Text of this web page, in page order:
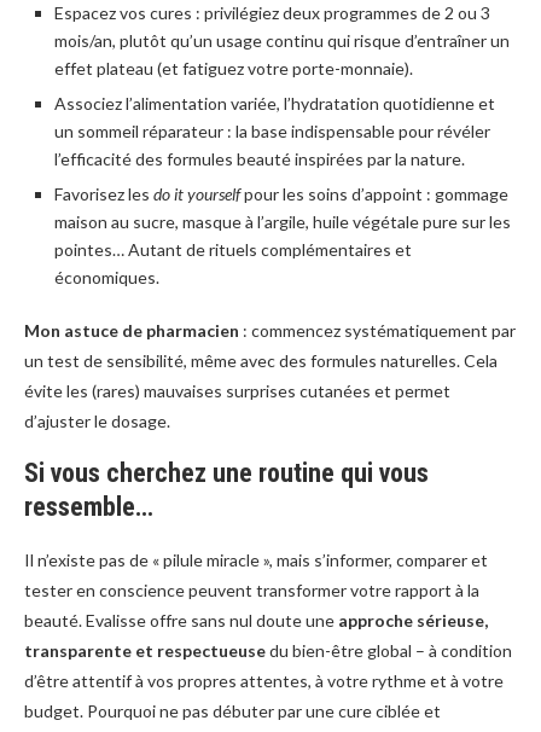
Espacez vos cures : privilégiez deux programmes de 2 ou 3
mois/an, plutôt qu’un usage continu qui risque d’entraîner un
effet plateau (et fatiguez votre porte-monnaie).
Associez l’alimentation variée, l’hydratation quotidienne et
un sommeil réparateur : la base indispensable pour révéler
l’efficacité des formules beauté inspirées par la nature.
Favorisez les do it yourselfpour les soins d’appoint : gommage
maison au sucre, masque à l’argile, huile végétale pure sur les
pointes… Autant de rituels complémentaires et
économiques.
Mon astuce de pharmacien : commencez systématiquement par
un test de sensibilité, même avec des formules naturelles. Cela
évite les (rares) mauvaises surprises cutanées et permet
d’ajuster le dosage.
Si vous cherchez une routine qui vous
ressemble…
Il n’existe pas de « pilule miracle », mais s’informer, comparer et
tester en conscience peuvent transformer votre rapport à la
beauté. Evalisse offre sans nul doute une approche sérieuse,
transparente et respectueusedu bien-être global – à condition
d’être attentif à vos propres attentes, à votre rythme et à votre
budget. Pourquoi ne pas débuter par une cure ciblée et